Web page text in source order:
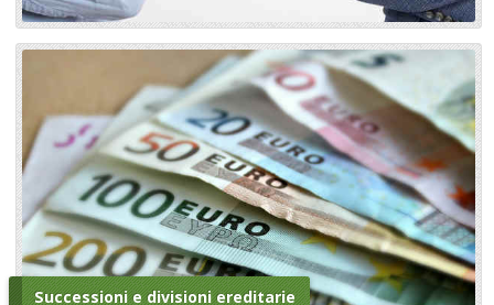
Successioni e divisioni ereditarie